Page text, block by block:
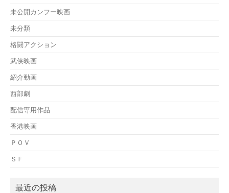
未公開カンフー映画
未分類
格闘アクション
武侠映画
紹介動画
西部劇
配信専用作品
香港映画
ＰＯＶ
ＳＦ
最近の投稿